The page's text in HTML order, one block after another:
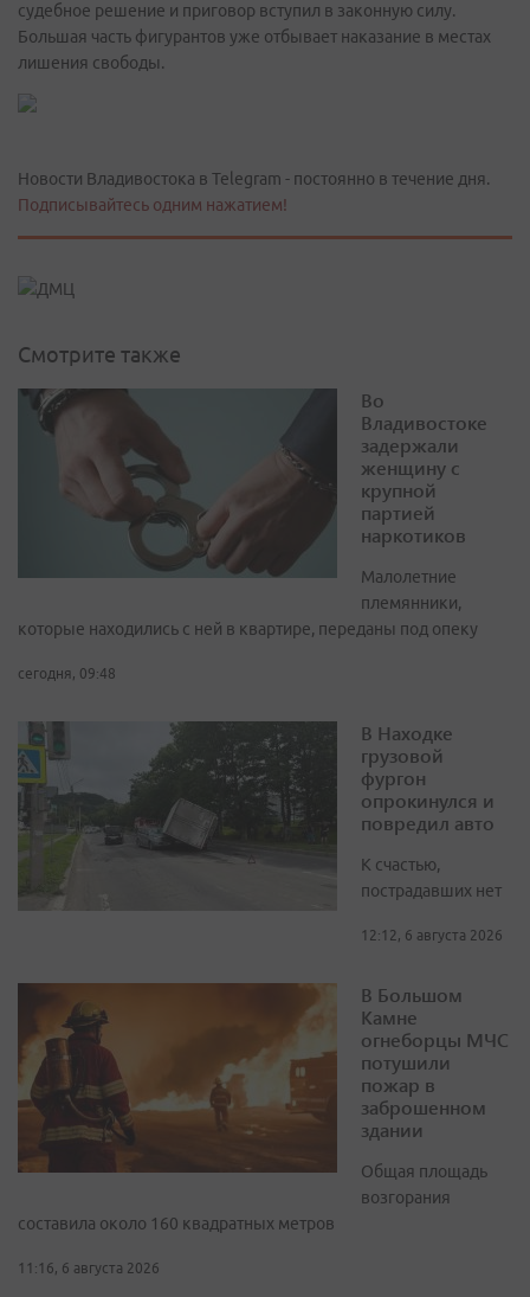
судебное решение и приговор вступил в законную силу.
Большая часть фигурантов уже отбывает наказание в местах
лишения свободы.
Новости Владивостока в Telegram - постоянно в течение дня.
Подписывайтесь одним нажатием!
Смотрите также
Во
Владивостоке
задержали
женщину с
крупной
партией
наркотиков
Малолетние
племянники,
которые находились с ней в квартире, переданы под опеку
сегодня, 09:48
В Находке
грузовой
фургон
опрокинулся и
повредил авто
К счастью,
пострадавших нет
12:12, 6 августа 2026
В Большом
Камне
огнеборцы МЧС
потушили
пожар в
заброшенном
здании
Общая площадь
возгорания
составила около 160 квадратных метров
11:16, 6 августа 2026